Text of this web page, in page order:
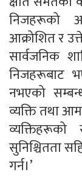
निजहरूको
आक्रोशित र
सार्वजनिक
निजहरूबाट
नभएको
व्यक्ति तथा
सुनिश्चितता
गर्न।’